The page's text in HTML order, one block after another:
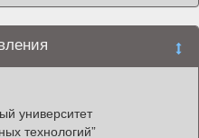
университет
технологий”